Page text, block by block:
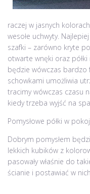
raczej w jasnych
wesołe uchwyty.
szafki – zarówno kryte
otwarte wnęki oraz półki
będzie wówczas bardzo
schowkami umożliwia
tracimy wówczas czasu
kiedy trzeba wyjść na
Pomysłowe półki w
Dobrym pomysłem
lekkich kubików z
pasowały właśnie do
ścianie i postawiać w